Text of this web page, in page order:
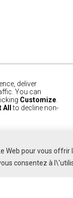
Web pour vous
consentez à
deliver
You can
Customize
to decline non-